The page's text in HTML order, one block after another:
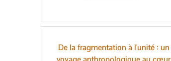
De la fragmentation à l'unité : un